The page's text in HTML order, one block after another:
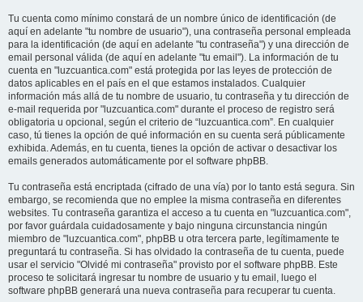
Tu cuenta como mínimo constará de un nombre único de identificación (de
aquí en adelante "tu nombre de usuario"), una contraseña personal empleada
para la identificación (de aquí en adelante "tu contraseña") y una dirección de
email personal válida (de aquí en adelante "tu email"). La información de tu
cuenta en "luzcuantica.com" está protegida por las leyes de protección de
datos aplicables en el país en el que estamos instalados. Cualquier
información más allá de tu nombre de usuario, tu contraseña y tu dirección de
e-mail requerida por "luzcuantica.com" durante el proceso de registro será
obligatoria u opcional, según el criterio de “luzcuantica.com”. En cualquier
caso, tú tienes la opción de qué información en su cuenta será públicamente
exhibida. Además, en tu cuenta, tienes la opción de activar o desactivar los
emails generados automáticamente por el software phpBB.
Tu contraseña está encriptada (cifrado de una vía) por lo tanto está segura. Sin
embargo, se recomienda que no emplee la misma contraseña en diferentes
websites. Tu contraseña garantiza el acceso a tu cuenta en "luzcuantica.com",
por favor guárdala cuidadosamente y bajo ninguna circunstancia ningún
miembro de "luzcuantica.com", phpBB u otra tercera parte, legítimamente te
preguntará tu contraseña. Si has olvidado la contraseña de tu cuenta, puede
usar el servicio "Olvidé mi contraseña" provisto por el software phpBB. Este
proceso te solicitará ingresar tu nombre de usuario y tu email, luego el
software phpBB generará una nueva contraseña para recuperar tu cuenta.